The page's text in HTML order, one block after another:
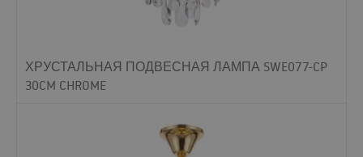
ХРУСТАЛЬНАЯ ПОДВЕСНАЯ ЛАМПА SWE077-CP
30CM CHROME